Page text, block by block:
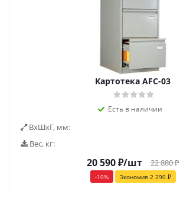
Картотека AFC-03
Есть в наличии
ВxШxГ, мм:
Вес, кг:
20 590₽/шт 22 880₽
-10% Экономия 2 290₽